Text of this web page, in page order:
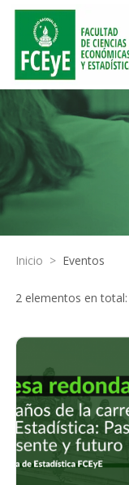
Inicio > Eventos
2 elementos en total: